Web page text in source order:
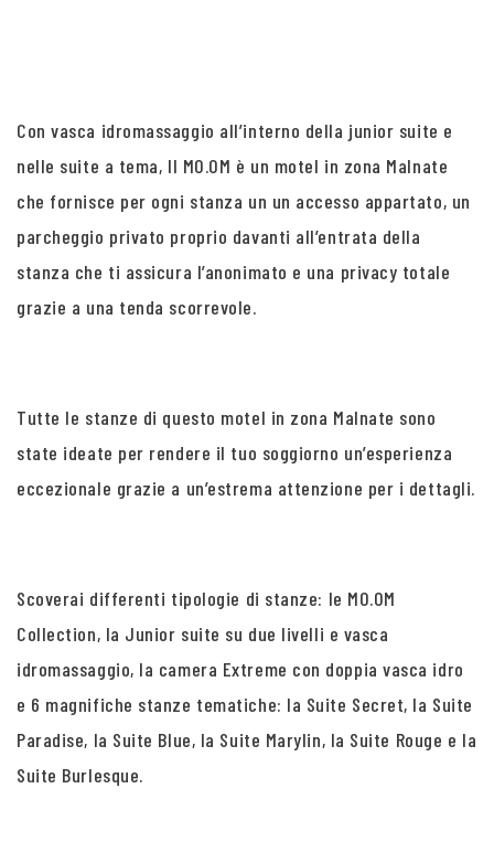
Con vasca idromassaggio all’interno della junior suite e
nelle suite a tema, Il MO.OM è un motel in zona Malnate
che fornisce per ogni stanza un un accesso appartato, un
parcheggio privato proprio davanti all’entrata della
stanza che ti assicura l’anonimato e una privacy totale
grazie a una tenda scorrevole.
Tutte le stanze di questo motel in zona Malnate sono
state ideate per rendere il tuo soggiorno un’esperienza
eccezionale grazie a un’estrema attenzione per i dettagli.
Scoverai differenti tipologie di stanze: le MO.OM
Collection, la Junior suite su due livelli e vasca
idromassaggio, la camera Extreme con doppia vasca idro
e 6 magnifiche stanze tematiche: la Suite Secret, la Suite
Paradise, la Suite Blue, la Suite Marylin, la Suite Rouge e la
Suite Burlesque.